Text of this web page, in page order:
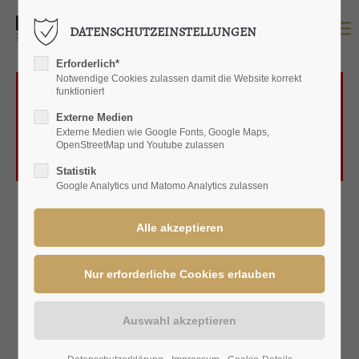
LOGIN
Benutzername
Passwort
Anmelden
|Lost your password?
SUPPORT
erlaubt. Bitte ändern Sie dieDatenschutz-
Einstellungen
DATENSCHUTZEINSTELLUNGEN
Erforderlich*
Notwendige Cookies zulassen damit die Website korrekt
funktioniert
Externe Medien
Externe Medien wie Google Fonts, Google Maps,
OpenStreetMap und Youtube zulassen
Statistik
Google Analytics und Matomo Analytics zulassen